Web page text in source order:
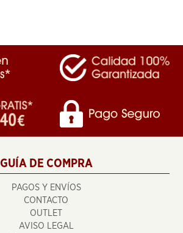
GUÍA DE COMPRA
PAGOS Y ENVÍOS
CONTACTO
OUTLET
AVISO LEGAL